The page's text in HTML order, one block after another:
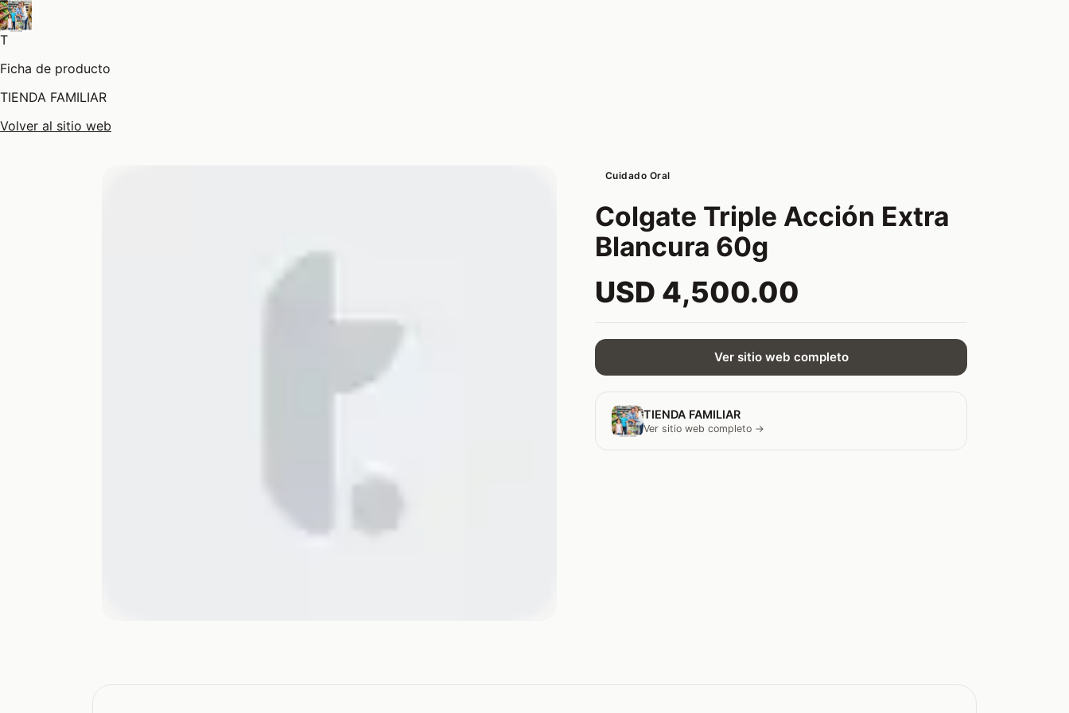
T
Ficha de producto
TIENDA FAMILIAR
Volver al sitio web
Cuidado Oral
Colgate Triple Acción Extra
Blancura 60g
USD 4,500.00
Ver sitio web completo
TIENDA FAMILIAR
Ver sitio web completo →